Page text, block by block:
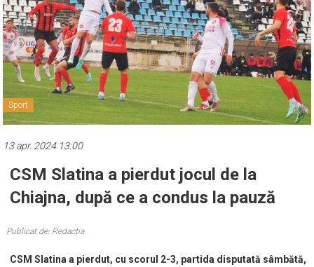
Sport
13 apr. 2024 13:00
CSM Slatina a pierdut jocul de la
Chiajna, după ce a condus la pauză
Publicat de: Redacția
CSM Slatina a pierdut, cu scorul 2-3, partida disputată sâmbătă,